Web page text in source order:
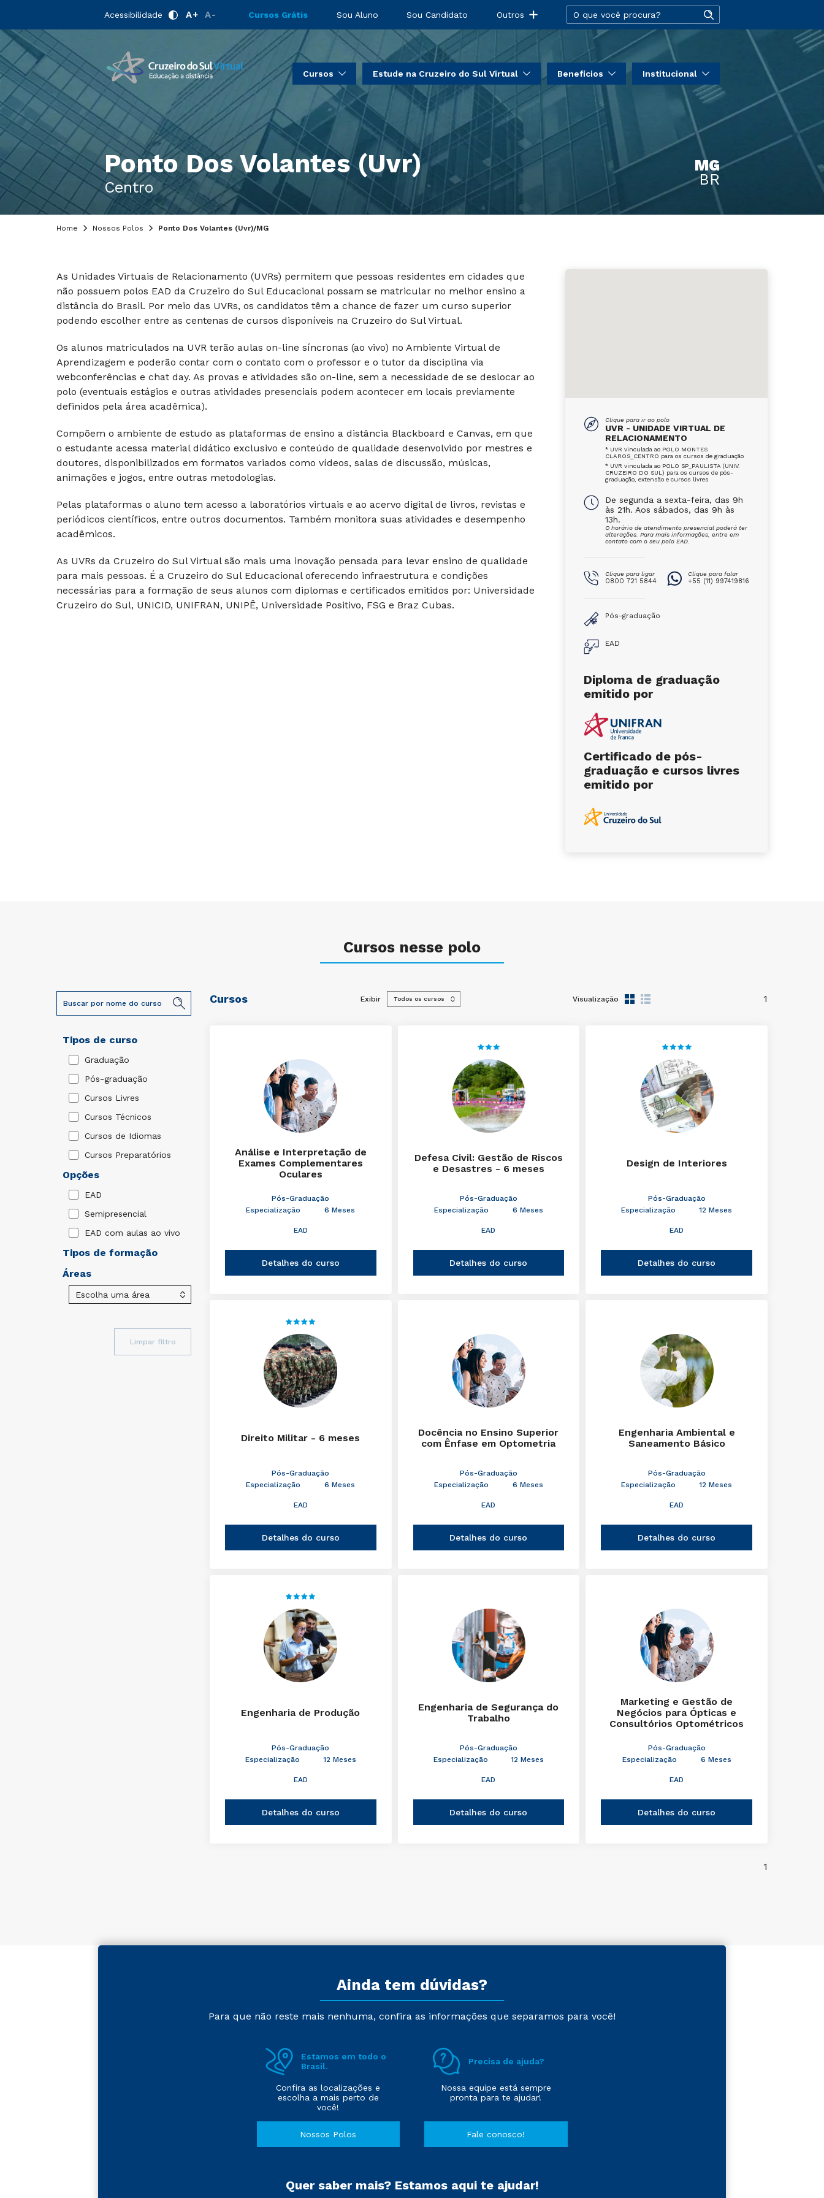
Acessibilidade A+ A- Cursos Grátis Sou Aluno Sou Candidato Outros
Cursos Estude na Cruzeiro do Sul Virtual Benefícios Institucional
Ponto Dos Volantes (Uvr)
Centro
MG
BR
Home Nossos Polos Ponto Dos Volantes (Uvr)/MG
As Unidades Virtuais de Relacionamento (UVRs) permitem que pessoas residentes em cidades que
não possuem polos EAD da Cruzeiro do Sul Educacional possam se matricular no melhor ensino a
distância do Brasil. Por meio das UVRs, os candidatos têm a chance de fazer um curso superior
podendo escolher entre as centenas de cursos disponíveis na Cruzeiro do Sul Virtual.
Os alunos matriculados na UVR terão aulas on-line síncronas (ao vivo) no Ambiente Virtual de
Aprendizagem e poderão contar com o contato com o professor e o tutor da disciplina via
webconferências e chat day. As provas e atividades são on-line, sem a necessidade de se deslocar ao
polo (eventuais estágios e outras atividades presenciais podem acontecer em locais previamente
definidos pela área acadêmica).
Compõem o ambiente de estudo as plataformas de ensino a distância Blackboard e Canvas, em que
o estudante acessa material didático exclusivo e conteúdo de qualidade desenvolvido por mestres e
doutores, disponibilizados em formatos variados como vídeos, salas de discussão, músicas,
animações e jogos, entre outras metodologias.
Pelas plataformas o aluno tem acesso a laboratórios virtuais e ao acervo digital de livros, revistas e
periódicos científicos, entre outros documentos. Também monitora suas atividades e desempenho
acadêmicos.
As UVRs da Cruzeiro do Sul Virtual são mais uma inovação pensada para levar ensino de qualidade
para mais pessoas. É a Cruzeiro do Sul Educacional oferecendo infraestrutura e condições
necessárias para a formação de seus alunos com diplomas e certificados emitidos por: Universidade
Cruzeiro do Sul, UNICID, UNIFRAN, UNIPÊ, Universidade Positivo, FSG e Braz Cubas.
Clique para ir ao polo
UVR - UNIDADE VIRTUAL DE
RELACIONAMENTO
* UVR vinculada ao POLO MONTES
CLAROS_CENTRO para os cursos de graduação
* UVR vinculada ao POLO SP_PAULISTA (UNIV.
CRUZEIRO DO SUL) para os cursos de pós-
graduação, extensão e cursos livres
De segunda a sexta-feira, das 9h
às 21h. Aos sábados, das 9h às
13h.
O horário de atendimento presencial poderá ter
alterações. Para mais informações, entre em
contato com o seu polo EAD.
Clique para ligar
0800 721 5844
Clique para falar
+55 (11) 997419816
Pós-graduação
EAD
Diploma de graduação
emitido por
Certificado de pós-
graduação e cursos livres
emitido por
Cursos nesse polo
Tipos de curso
Graduação
Pós-graduação
Cursos Livres
Cursos Técnicos
Cursos de Idiomas
Cursos Preparatórios
Opções
EAD
Semipresencial
EAD com aulas ao vivo
Tipos de formação
Áreas
Limpar filtro
Cursos Exibir Visualização 1
Análise e Interpretação de
Exames Complementares
Oculares
Pós-Graduação
Especialização
6 Meses
EAD
Detalhes do curso
Defesa Civil: Gestão de Riscos
e Desastres - 6 meses
Pós-Graduação
Especialização
6 Meses
EAD
Detalhes do curso
Design de Interiores
Pós-Graduação
Especialização
12 Meses
EAD
Detalhes do curso
Direito Militar - 6 meses
Pós-Graduação
Especialização
6 Meses
EAD
Detalhes do curso
Docência no Ensino Superior
com Ênfase em Optometria
Pós-Graduação
Especialização
6 Meses
EAD
Detalhes do curso
Engenharia Ambiental e
Saneamento Básico
Pós-Graduação
Especialização
12 Meses
EAD
Detalhes do curso
Engenharia de Produção
Pós-Graduação
Especialização
12 Meses
EAD
Detalhes do curso
Engenharia de Segurança do
Trabalho
Pós-Graduação
Especialização
12 Meses
EAD
Detalhes do curso
Marketing e Gestão de
Negócios para Ópticas e
Consultórios Optométricos
Pós-Graduação
Especialização
6 Meses
EAD
Detalhes do curso
1
Ainda tem dúvidas?
Para que não reste mais nenhuma, confira as informações que separamos para você!
Estamos em todo o
Brasil.
Confira as localizações e
escolha a mais perto de
você!
Nossos Polos
Precisa de ajuda?
Nossa equipe está sempre
pronta para te ajudar!
Fale conosco!
Quer saber mais? Estamos aqui te ajudar!